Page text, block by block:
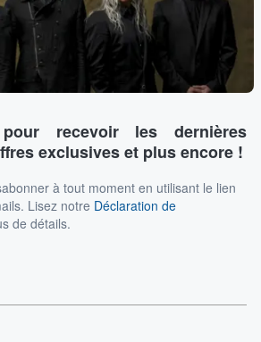
pour recevoir les dernières
exclusives et plus encore !
à tout moment en utilisant le lien
Lisez notre Déclaration de
de détails.